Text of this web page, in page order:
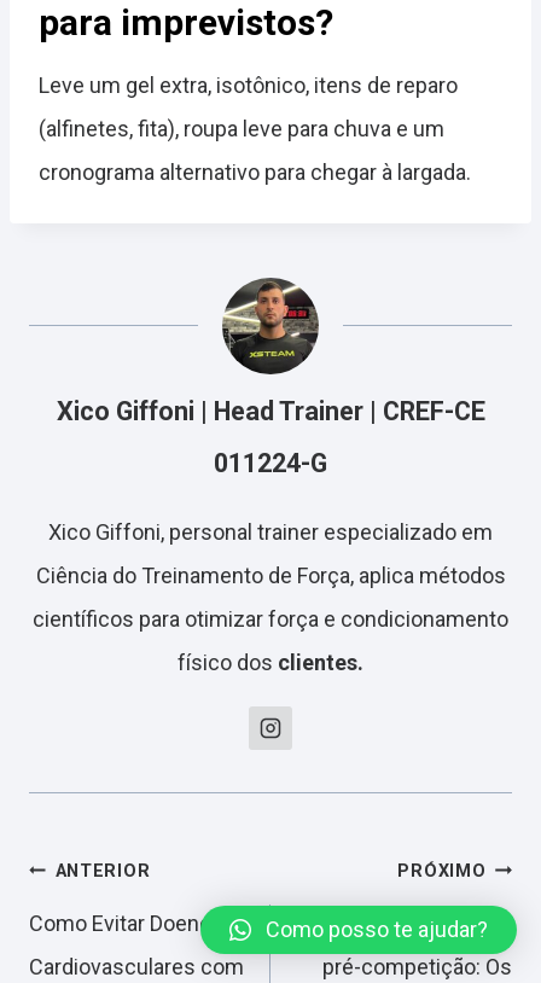
para imprevistos?
Leve um gel extra, isotônico, itens de reparo
(alfinetes, fita), roupa leve para chuva e um
cronograma alternativo para chegar à largada.
Xico Giffoni | Head Trainer | CREF-CE
011224-G
Xico Giffoni, personal trainer especializado em
Ciência do Treinamento de Força, aplica métodos
científicos para otimizar força e condicionamento
físico dos clientes.
Navegação
de
ANTERIOR
Como Evitar Doenças
Cardiovasculares com
PRÓXIMO
Avaliação nutricional
pré-competição: Os
Como posso te ajudar?